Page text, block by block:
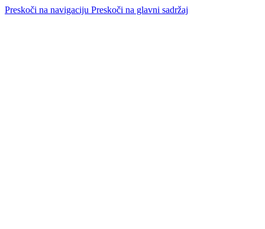
Preskoči na navigaciju Preskoči na glavni sadržaj